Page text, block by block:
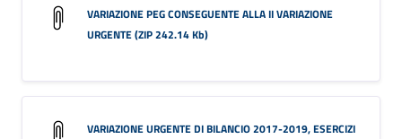
VARIAZIONE PEG CONSEGUENTE ALLA II VARIAZIONE
URGENTE (ZIP 242.14 Kb)
VARIAZIONE URGENTE DI BILANCIO 2017-2019, ESERCIZI